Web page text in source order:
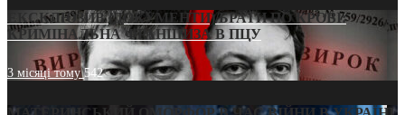
ЕКСКЛЮЗИВ (ДОКУМЕНТИ)/БРАТИ ПО КРОВІ:
КРИМІНАЛЬНА ФРАНШИЗА В ПЦУ
3 місяці тому542